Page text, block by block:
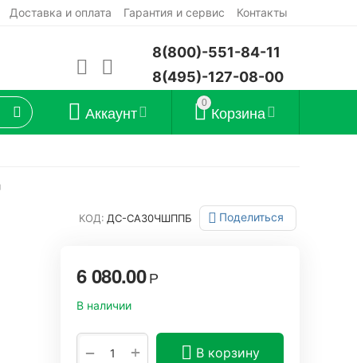
Доставка и оплата Гарантия и сервис Контакты
8(800)-551-84-11
8(495)-127-08-00
0 Корзина
Аккаунт
КОД: ДС-СА30ЧШППБ Поделиться
6 080.00Р
В наличии
+
− В корзину